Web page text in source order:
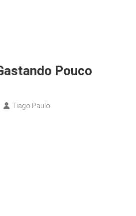
Pouco
Tiago Paulo